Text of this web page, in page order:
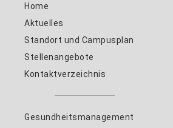
Home
Aktuelles
Standort und Campusplan
Stellenangebote
Kontaktverzeichnis
Gesundheitsmanagement